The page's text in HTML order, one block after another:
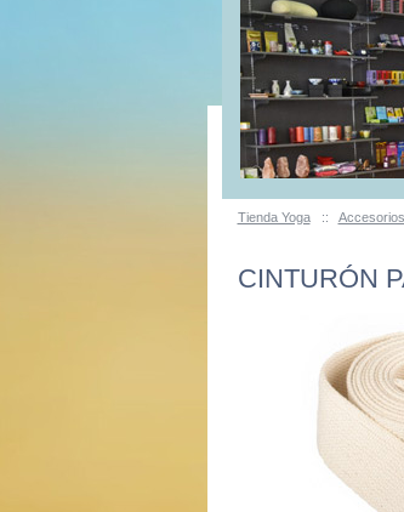
Tienda Yoga::
CINTURÓN